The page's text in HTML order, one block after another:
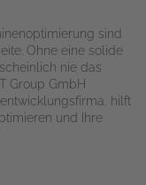
sind
Ohne eine solide
nie das
Group GmbH
hilft
und Ihre